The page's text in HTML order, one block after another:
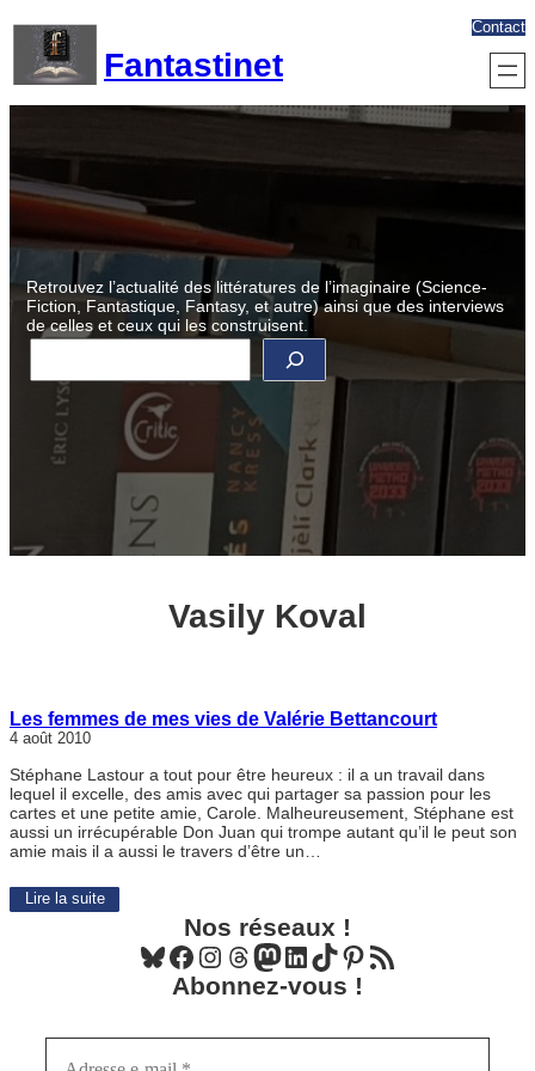
contenu
Fantastinet
Contact
Retrouvez l’actualité des littératures de l’imaginaire (Science-
Fiction, Fantastique, Fantasy, et autre) ainsi que des interviews
de celles et ceux qui les construisent.
R
c
Vasily Koval
Les femmes de mes vies de Valérie Bettancourt
4 août 2010
Stéphane Lastour a tout pour être heureux : il a un travail dans
lequel il excelle, des amis avec qui partager sa passion pour les
cartes et une petite amie, Carole. Malheureusement, Stéphane est
aussi un irrécupérable Don Juan qui trompe autant qu’il le peut son
amie mais il a aussi le travers d’être un…
Lire la suite
Nos réseaux !
Bluesky Facebook Instagram Threads Mastodon LinkedIn TikTok Pinterest Flux RSS
Abonnez-vous !